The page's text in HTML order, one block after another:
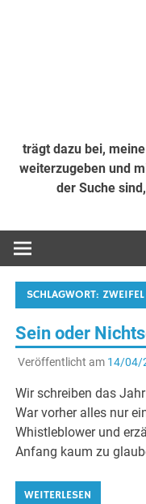
trägt dazu bei,
weiterzugeben und
der Suche
SCHLAGWORT:ZWEIFEL
Sein oder
Veröffentlicht am 14/04/
Wir schreiben das
War vorher alles nur
Whistleblower und
Anfang kaum zu
WEITERLESEN